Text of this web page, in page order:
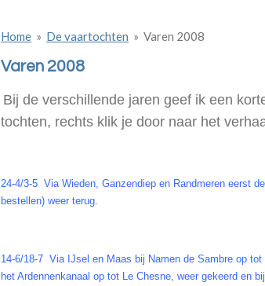
Home » De vaartochten » Varen 2008
Varen 2008
Bij de verschillende jaren geef ik een
tochten, rechts klik je door naar het
24-4/3-5 Via Wieden, Ganzendiep en Randmeren eerst
bestellen) weer terug.
14-6/18-7 Via IJsel en Maas bij Namen de Sambre op
het Ardennenkanaal op tot Le Chesne, weer gekeerd en